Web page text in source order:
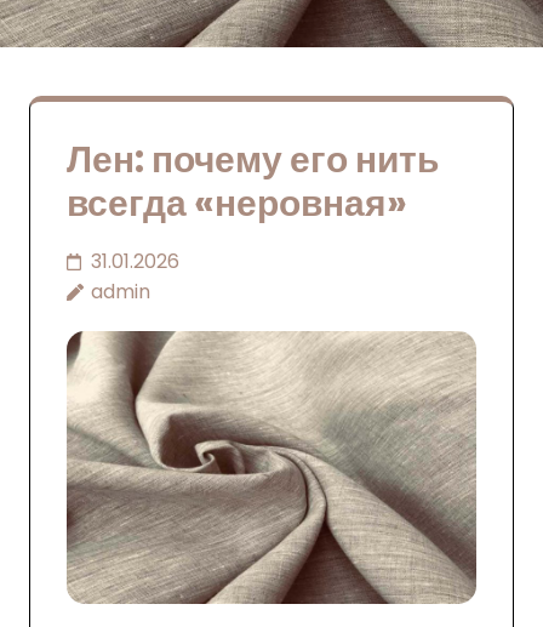
Лен: почему его нить
всегда «неровная»
31.01.2026
admin